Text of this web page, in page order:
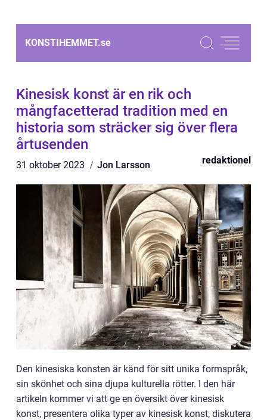
KONSTIHEMMET.se
Kinesisk konst är en rik och
mångfacetterad tradition med en
historia som sträcker sig över flera
årtusenden
31 oktober 2023 Jon Larsson redaktionel
Den kinesiska konsten är känd för sitt unika formspråk,
sin skönhet och sina djupa kulturella rötter. I den här
artikeln kommer vi att ge en översikt över kinesisk
konst, presentera olika typer av kinesisk konst, diskutera